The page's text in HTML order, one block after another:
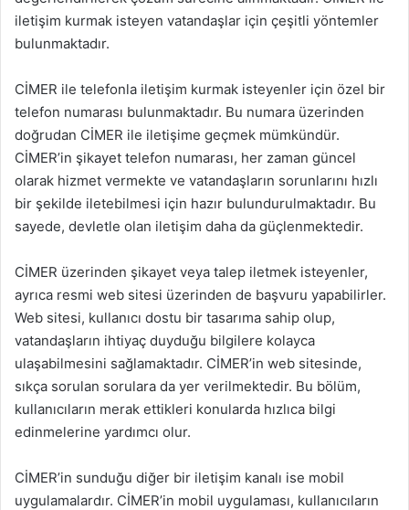
iletişim kurmak isteyen vatandaşlar için çeşitli yöntemler
bulunmaktadır.
CİMER ile telefonla iletişim kurmak isteyenler için özel bir
telefon numarası bulunmaktadır. Bu numara üzerinden
doğrudan CİMER ile iletişime geçmek mümkündür.
CİMER’in şikayet telefon numarası, her zaman güncel
olarak hizmet vermekte ve vatandaşların sorunlarını hızlı
bir şekilde iletebilmesi için hazır bulundurulmaktadır. Bu
sayede, devletle olan iletişim daha da güçlenmektedir.
CİMER üzerinden şikayet veya talep iletmek isteyenler,
ayrıca resmi web sitesi üzerinden de başvuru yapabilirler.
Web sitesi, kullanıcı dostu bir tasarıma sahip olup,
vatandaşların ihtiyaç duyduğu bilgilere kolayca
ulaşabilmesini sağlamaktadır. CİMER’in web sitesinde,
sıkça sorulan sorulara da yer verilmektedir. Bu bölüm,
kullanıcıların merak ettikleri konularda hızlıca bilgi
edinmelerine yardımcı olur.
CİMER’in sunduğu diğer bir iletişim kanalı ise mobil
uygulamalardır. CİMER’in mobil uygulaması, kullanıcıların